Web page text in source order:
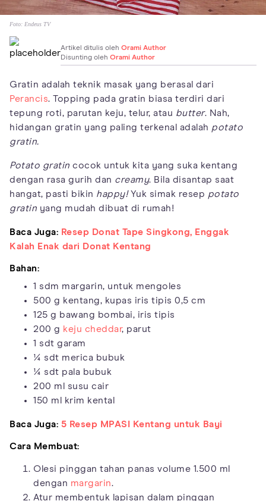
Foto: Endeus TV
Artikel ditulis oleh Orami Author
Disunting oleh Orami Author
Gratin adalah teknik masak yang berasal dari
Perancis. Topping pada gratin biasa terdiri dari
tepung roti, parutan keju, telur, atau butter. Nah,
hidangan gratin yang paling terkenal adalah potato
gratin.
Potato gratin cocok untuk kita yang suka kentang
dengan rasa gurih dan creamy. Bila disantap saat
hangat, pasti bikin happy!Yuk simak resep potato
gratin yang mudah dibuat di rumah!
Baca Juga: Resep Donat Tape Singkong, Enggak
Kalah Enak dari Donat Kentang
Bahan:
1 sdm margarin, untuk mengoles
500 g kentang, kupas iris tipis 0,5 cm
125 g bawang bombai, iris tipis
200 g keju cheddar, parut
1 sdt garam
¼ sdt merica bubuk
¼ sdt pala bubuk
200 ml susu cair
150 ml krim kental
Baca Juga: 5 Resep MPASI Kentang untuk Bayi
Cara Membuat:
Olesi pinggan tahan panas volume 1.500 ml
dengan margarin.
Atur membentuk lapisan dalam pinggan